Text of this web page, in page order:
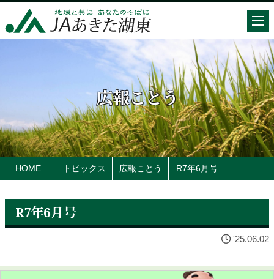
広報ことう
HOME トピックス 広報ことう R7年6月号
R7年6月号
'25.06.02